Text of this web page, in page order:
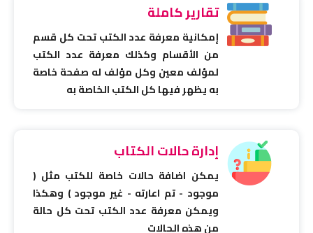
تقارير كاملة
إمكانية معرفة عدد الكتب تحت كل قسم
من الأقسام وكذلك معرفة عدد الكتب
لمؤلف معين وكل مؤلف له صفحة خاصة
به يظهر فيها كل الكتب الخاصة به
إدارة حالات الكتاب
يمكن اضافة حالات خاصة للكتب مثل (
موجود - تم اعارته - غير موجود ) وهكذا
ويمكن معرفة عدد الكتب تحت كل حالة
من هذه الحالات